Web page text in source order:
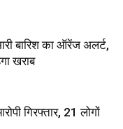
बारिश का ऑरेंज अलर्ट,
खराब
गिरफ्तार, 21 लोगों